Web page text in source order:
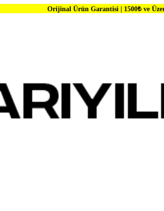
Orijinal Ürün Garantisi | 1500₺ ve Üzeri Kargo